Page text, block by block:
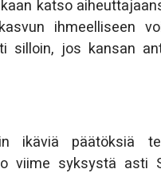
katso
ihmeelliseen
silloin, jos kansan
ikäviä päätöksiä
viime syksystä asti